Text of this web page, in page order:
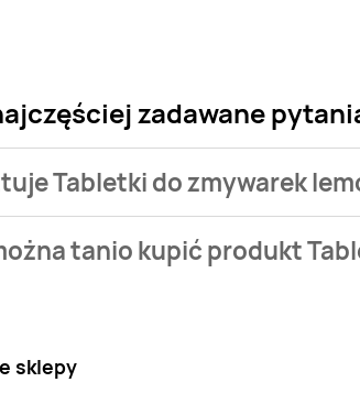
zadawane
Tabletki do zmywarek
jaką mamy w naszej bazie jest z sieci
tanio kupić produkt
sklepy